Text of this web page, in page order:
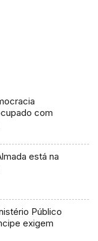
com
está na
Público
exigem